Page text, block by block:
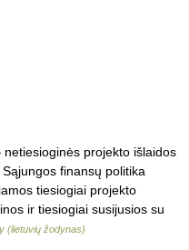
projekto išlaidos
finansų politika
tiesiogiai projekto
ir tiesiogiai susijusios su
(lietuvių žodynas)